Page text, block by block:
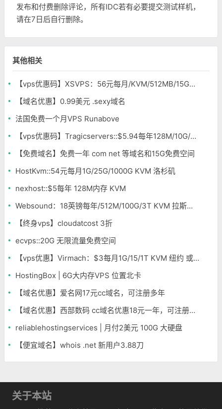
发布和付费删除评论，所有IDC若有必要提交测试样机，
请在7日后自行删除。
其他相关
【vps优惠码】XSVPS：56元每月/KVM/512MB/15GB/150GB 香港
【域名优惠】0.99美元 .sexy域名
法国免费一个月VPS Runabove
【vps优惠码】Tragicservers::$5.94每年128M/10G/500G OpenVZ 洛杉矶&达拉斯
【免费域名】免费一年 com net 等域名和15G免费空间
HostKvm::54元每月1G/25G/1000G KVM 洛杉矶
nexhost::$5每年 128M内存 KVM
Websound：18英镑每年/512M/100G/3T KVM 拉斯维加斯
【终身vps】cloudatcost 3折
ecvps::20G 无限流量免费空间
【vps优惠】Virmach：$3每月1G/15/1T KVM 纽约 或月付1美元256m内存 KVM
HostingBox | 6G大内存VPS 位置北卡
【域名优惠】爱名网17元cc域名，可注册多年
【域名优惠】西部数码 cc域名优惠18元一年，可注册多年
reliablehostingservices | 月付2美元 100G 大硬盘
【便宜域名】whois .net 新用户3.88刀
关于本站